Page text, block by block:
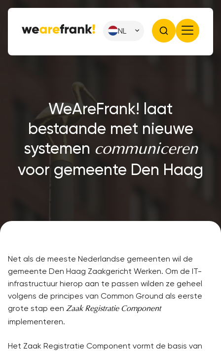
NL
WeAreFrank! laat
bestaande met nieuwe
systemen communiceren
voor gemeente Den Haag
Net als de meeste Nederlandse gemeenten wil de
gemeente Den Haag Zaakgericht Werken. Om de IT-
infrastructuur hierop aan te passen wilden ze geheel
volgens de principes van Common Ground als eerste
grote stap een Zaak Registratie Component
implementeren.
Het Zaak Registratie Component vormt de basis van